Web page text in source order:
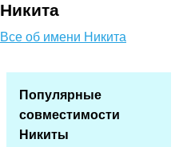
Никита
Все об имени Никита
Популярные
совместимости
Никиты